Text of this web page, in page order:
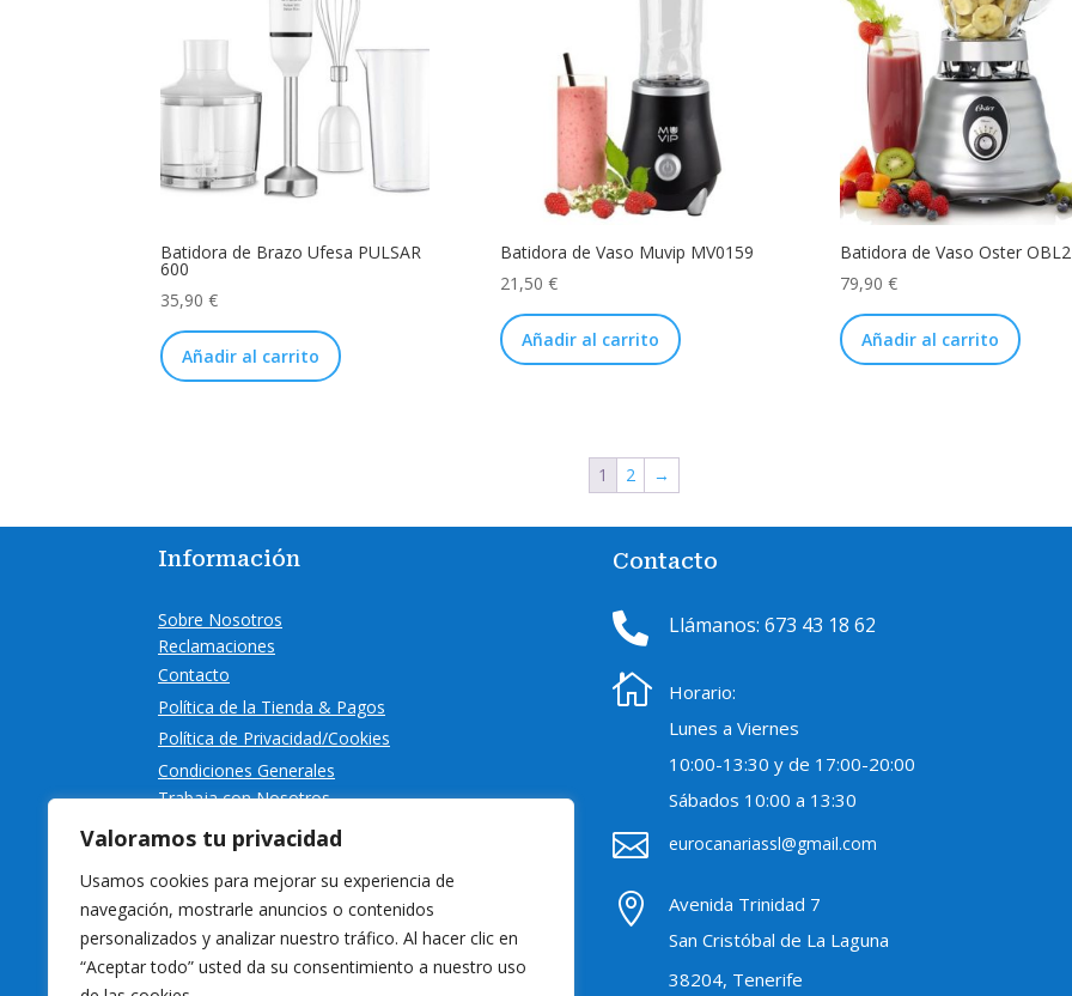
Valoramos tu privacidad
Usamos cookies para mejorar su experiencia de
navegación, mostrarle anuncios o contenidos
personalizados y analizar nuestro tráfico. Al hacer clic en
“Aceptar todo” usted da su consentimiento a nuestro uso
Batidora de Brazo Ufesa PULSAR
600
35,90€
Añadir al carrito
Batidora de Vaso Muvip MV0159
21,50 €
Añadir al carrito
Batidora de Vaso Oster
79,90 €
Añadir al carrito
1 2 →
Información
Sobre Nosotros
Reclamaciones
Contacto
Política de la Tienda & Pagos
Política de Privacidad/Cookies
Condiciones Generales
Trabaja con Nosotros
Contacto
 Llámanos: 673 43 18 62

Horario:
Lunes a Viernes
10:00-13:30 y de 17:00-20:00
Sábados 10:00 a 13:30
 eurocanariassl@gmail.com

Avenida Trinidad 7
San Cristóbal de La Laguna
38204, Tenerife